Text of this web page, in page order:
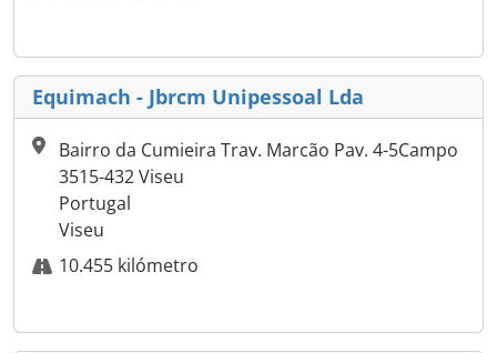
Equimach - Jbrcm Unipessoal Lda
Bairro da Cumieira Trav. Marcão Pav. 4-5Campo
3515-432 Viseu
Portugal
Viseu
10.455 kilómetro